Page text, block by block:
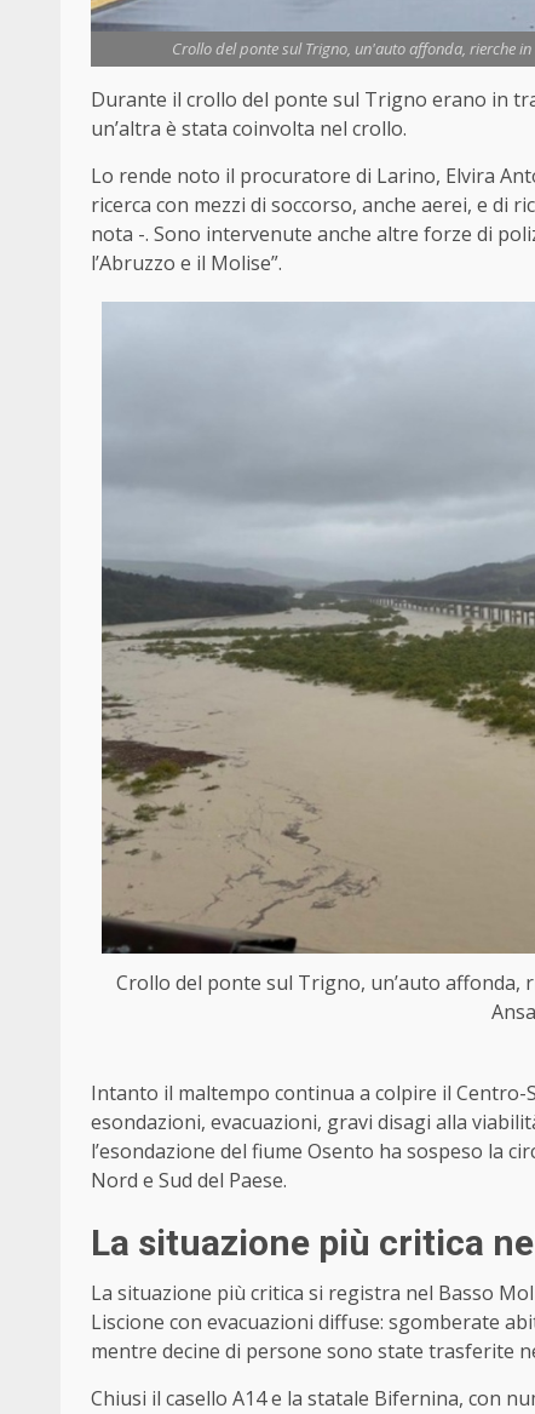
Crollo del ponte sul Trigno, un'auto affonda, rierche
Durante il crollo del ponte sul Trigno erano in
un’altra è stata coinvolta nel crollo.
Lo rende noto il procuratore di Larino, Elvira
ricerca con mezzi di soccorso, anche aerei, e di
nota -. Sono intervenute anche altre forze di
l’Abruzzo e il Molise”.
Crollo del ponte sul Trigno, un’auto affonda,
Intanto il maltempo continua a colpire il Centro-
esondazioni, evacuazioni, gravi disagi alla
l’esondazione del fiume Osento ha sospeso la
Nord e Sud del Paese.
La situazione più critica
La situazione più critica si registra nel Basso
Liscione con evacuazioni diffuse: sgomberate
mentre decine di persone sono state trasferite
Chiusi il casello A14 e la statale Bifernina, con